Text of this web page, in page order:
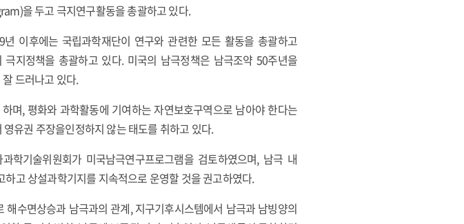
을 두고 극지연구활동을 총괄하고 있다.
이후에는 국립과학재단이 연구와 관련한 모든 활동을 총괄하고
지정책을 총괄하고 있다. 미국의 남극정책은 남극조약 50주년을
드러나고 있다.
며, 평화와 과학활동에 기여하는 자연보호구역으로 남아야 한다는
유권 주장을인정하지 않는 태도를 취하고 있다.
학기술위원회가 미국남극연구프로그램을 검토하였으며, 남극 내
고 상설과학기지를 지속적으로 운영할 것을 권고하였다.
수면상승과 남극과의 관계, 지구기후시스템에서 남극과 남빙양의